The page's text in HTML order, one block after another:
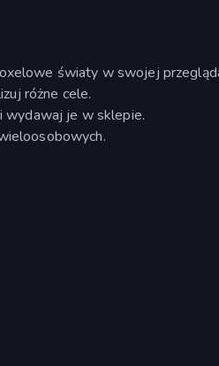
światy w swojej
różne cele.
wydawaj je w sklepie.